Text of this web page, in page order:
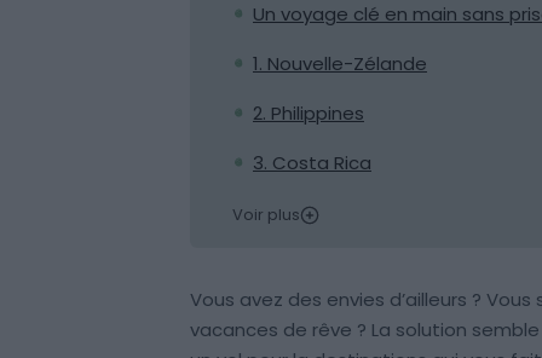
Un voyage clé en main sans
1. Nouvelle-Zélande
2. Philippines
3. Costa Rica
Voir plus
Vous avez des envies d’ailleurs ?
vacances de rêve ? La solution